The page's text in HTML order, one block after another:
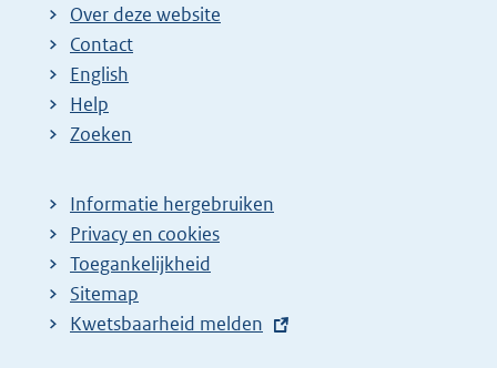
Over deze website
Contact
English
Help
Zoeken
Informatie hergebruiken
Privacy en cookies
Toegankelijkheid
Sitemap
E
Kwetsbaarheid melden